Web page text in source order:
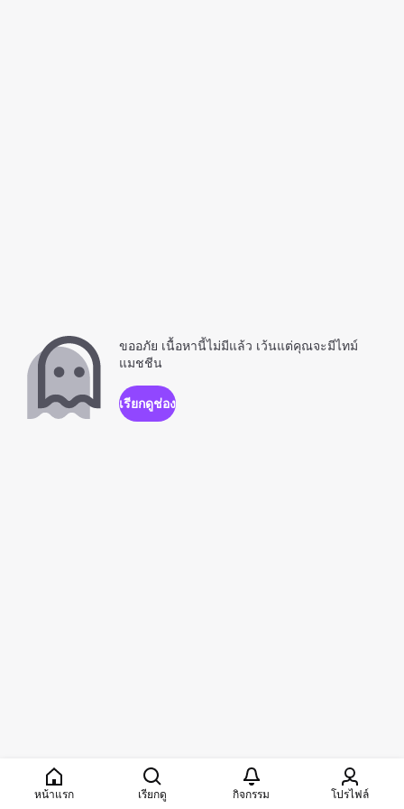
หน้าแรก เรียกดู กิจกรรม โปรไฟล์
ขออภัย เนื้อหานี้ไม่มีแล้ว เว้นแต่คุณจะมีไทม์
แมชชีน
เรียกดูช่อง